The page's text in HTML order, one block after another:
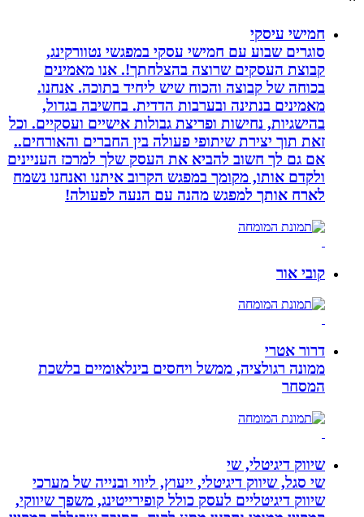
חמישי עיסקי
סוגרים שבוע עם חמישי עסקי במפגשי נטוורקינג,
קבוצת העסקים שרוצה בהצלחתך!. אנו מאמינים
בכוחה של קבוצה והכוח שיש ליחיד בתוכה. אנחנו.
מאמינים בנתינה ובערבות הדדית. בחשיבה בגדול,
בהישגיות, נחישות ופריצת גבולות אישיים ועסקיים. וכל
זאת תוך יצירת שיתופי פעולה בין החברים והאורחים..
אם גם לך חשוב להביא את העסק שלך למרכז העניינים
ולקדם אותו, מקומך במפגש הקרוב איתנו ואנחנו נשמח
לארח אותך למפגש מהנה עם הנעה לפעולה!
קובי אור
דרור אטרי
ממונה רגולציה, ממשל ויחסים בינלאומיים בלשכת
המסחר
שיווק דיגיטלי, שי
שי סגל, שיווק דיגיטלי, ייעוץ, ליווי ובנייה של מערכי
שיווק דיגיטליים לעסק כולל קופירייטינג, משפך שיווקי,